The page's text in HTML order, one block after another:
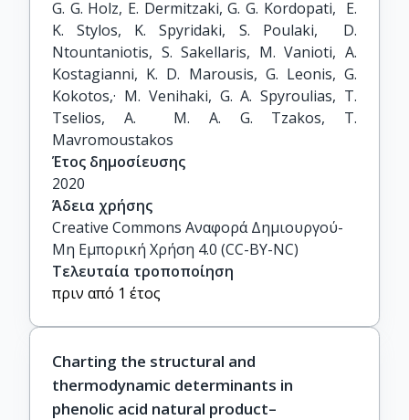
G. G. Holz, E. Dermitzaki, G. G. Kordopati,  E.
Κ. Stylos, K. Spyridaki, S. Poulaki,  D.
Ntountaniotis, S. Sakellaris, M. Vanioti, A.
Kostagianni, K. D. Marousis, G. Leonis, G.
Kokotos,· M. Venihaki, G. A. Spyroulias, T.
Tselios, A.  M. A. G. Tzakos, T.
Mavromoustakos
Έτος δημοσίευσης
2020
Άδεια χρήσης
Creative Commons Αναφορά Δημιουργού-
Μη Εμπορική Χρήση 4.0 (CC-BY-NC)
Τελευταία τροποποίηση
πριν από 1 έτος
Charting the structural and
thermodynamic determinants in
phenolic acid natural product–